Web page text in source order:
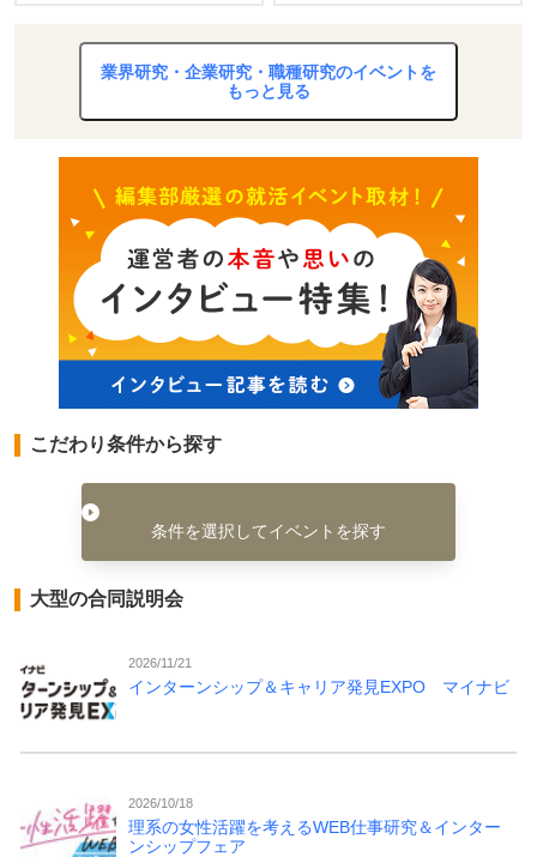
業界研究・企業研究・職種研究のイベントを
もっと見る
こだわり条件から探す
条件を選択してイベントを探す
大型の合同説明会
2026/11/21
インターンシップ＆キャリア発見EXPO マイナビ
2026/10/18
理系の女性活躍を考えるWEB仕事研究＆インター
ンシップフェア